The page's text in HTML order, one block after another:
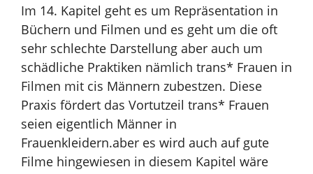
Im 14. Kapitel geht es um Repräsentation in
Büchern und Filmen und es geht um die oft
sehr schlechte Darstellung aber auch um
schädliche Praktiken nämlich trans* Frauen in
Filmen mit cis Männern zubestzen. Diese
Praxis fördert das Vortutzeil trans* Frauen
seien eigentlich Männer in
Frauenkleidern.aber es wird auch auf gute
Filme hingewiesen in diesem Kapitel wäre